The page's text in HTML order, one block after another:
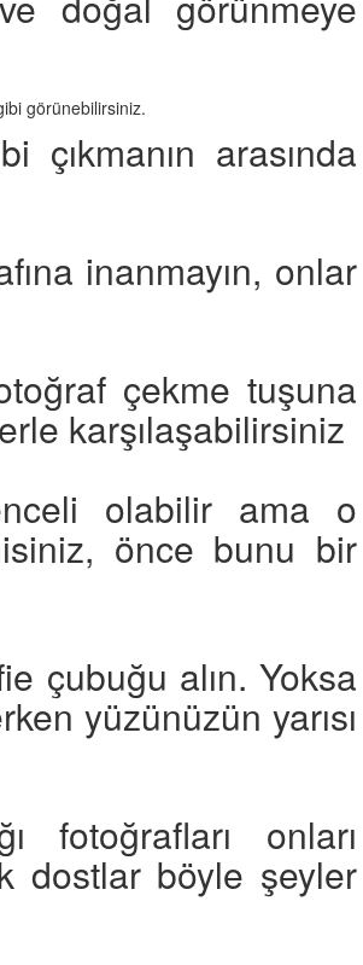
görünebilirsiniz.
arasında
inanmayın, onlar
çekme tuşuna
karşılaşabilirsiniz
olabilir ama o
önce bunu bir
çubuğu alın. Yoksa
yüzünüzün yarısı
fotoğrafları onları
dostlar böyle şeyler
Oyun ve Eğitim: “Köpekler İçin
Zeka Geliştirici Oyunlar”
Temiz, İnsanların mı? Bilim Ne
Diyor?